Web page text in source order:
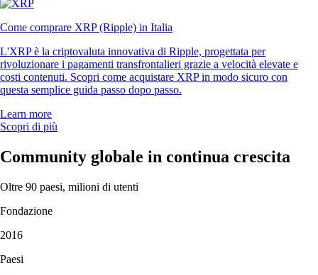
Come comprare XRP (Ripple) in Italia
L'XRP è la criptovaluta innovativa di Ripple, progettata per
rivoluzionare i pagamenti transfrontalieri grazie a velocità elevate e
costi contenuti. Scopri come acquistare XRP in modo sicuro con
questa semplice guida passo dopo passo.
Learn more
Scopri di più
Community globale in continua crescita
Oltre 90 paesi, milioni di utenti
Fondazione
2016
Paesi